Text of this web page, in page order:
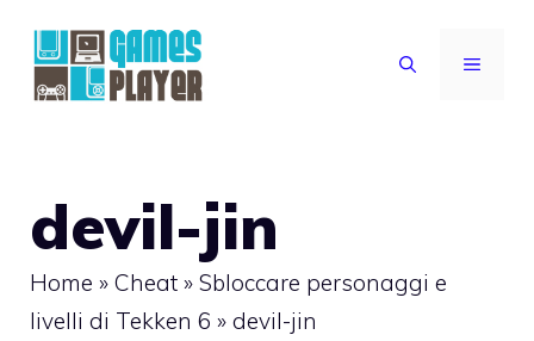
contenuto
MENU
devil-jin
Home » Cheat » Sbloccare personaggi e
livelli di Tekken 6 » devil-jin